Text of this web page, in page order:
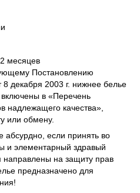
месяцев
Постановлению
декабря 2003 г. нижнее белье
в «Перечень
надлежащего качества»,
или обмену.
абсурдно, если принять во
и элементарный здравый
на защиту прав
предназначено для